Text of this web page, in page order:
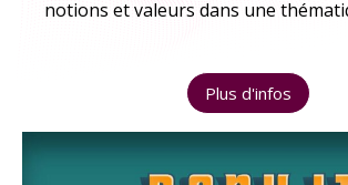
notions et valeurs dans une
Plus d'infos